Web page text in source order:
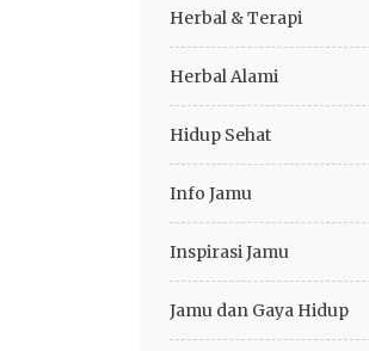
Herbal & Terapi
Herbal Alami
Hidup Sehat
Info Jamu
Inspirasi Jamu
Jamu dan Gaya Hidup